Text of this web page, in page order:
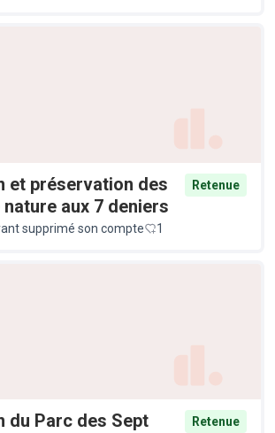
et préservation des
aux 7 deniers
Retenue
supprimé son compte 1
du Parc des Sept
Retenue